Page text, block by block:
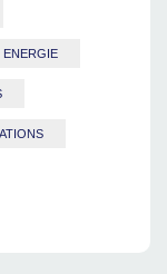
ENERGIE